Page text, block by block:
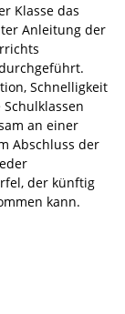
Klasse das
Anleitung der
Schnelligkeit
an einer
Abschluss der
der künftig
kann.